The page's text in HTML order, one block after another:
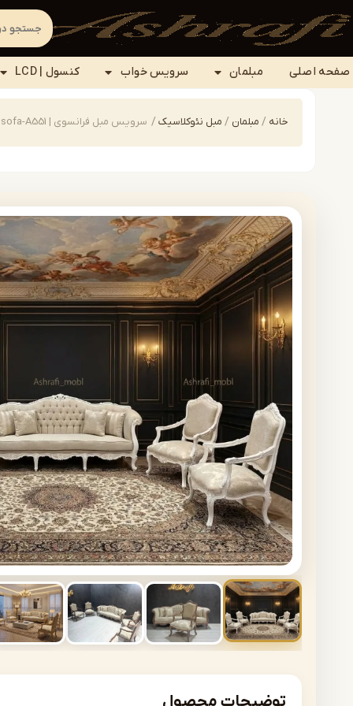
صفحه اصلی مبلمان سرویس خواب کنسول | LCD
خانه / مبلمان / مبل نئوکلاسیک / سرویس مبل فرانسوی | sofa-A551